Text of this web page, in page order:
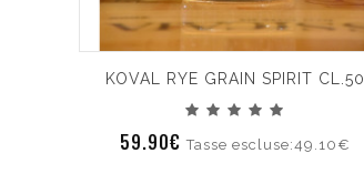
KOVAL RYE GRAIN SPIRIT CL.50
59.90€Tasse escluse:49.10€